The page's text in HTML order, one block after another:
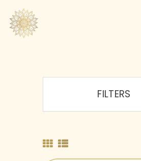
À PROPOS
BOUTIQUE
FILTERS